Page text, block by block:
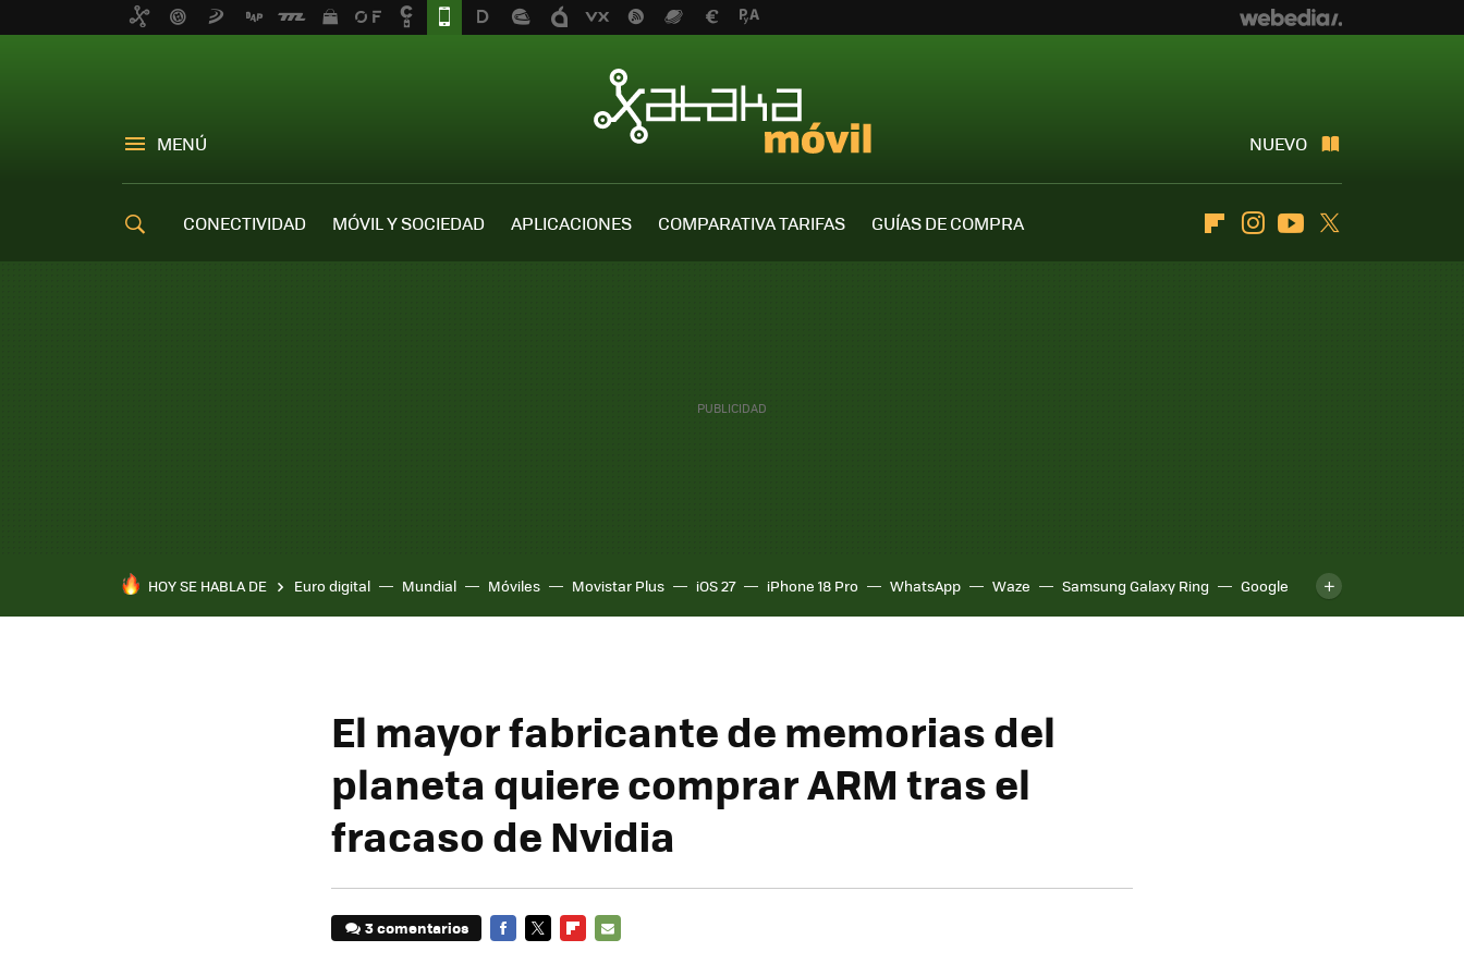
MENÚ NUEVO
CONECTIVIDAD MÓVIL Y SOCIEDAD APLICACIONES COMPARATIVA TARIFAS
GUÍAS DE COMPRA
FlipboardInstagramYoutube
HOY SE HABLA DE Euro digital Mundial Móviles Movistar Plus iOS 27 iPhone 18 Pro WhatsApp Waze Samsung Galaxy Ring
Google
Pixel 10a
El mayor fabricante de memorias del
planeta quiere comprar ARM tras el
fracaso de Nvidia
3 comentarios